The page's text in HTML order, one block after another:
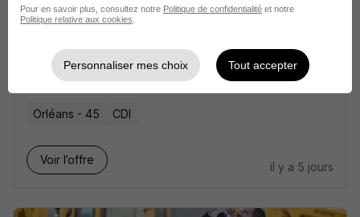
Conducteur PL Polyvalent H/F
Groupe Berto
Orléans - 45 CDI
Voir l’offre
il y a 5 jours
Pour en savoir plus, consultez notre Politique de confidentialité et notre
Politique relative aux cookies
Personnaliser mes choix Tout accepter